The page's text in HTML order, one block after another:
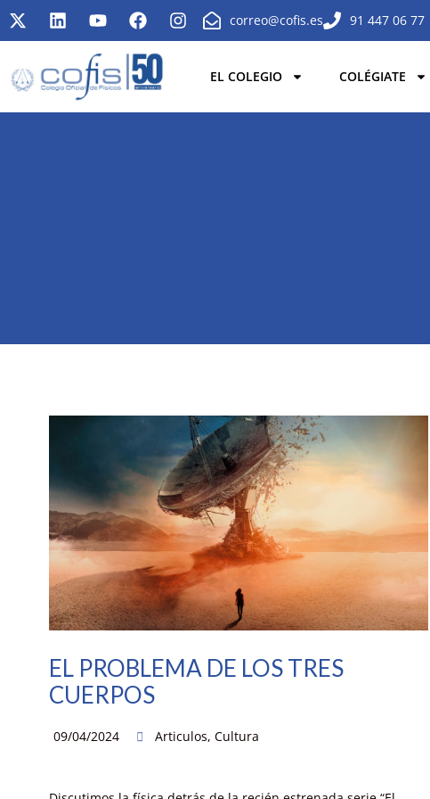
correo@cofis.es 91 447 06 77
EL COLEGIO COLÉGIATE
EL PROBLEMA DE LOS TRES
CUERPOS
09/04/2024 Articulos, Cultura